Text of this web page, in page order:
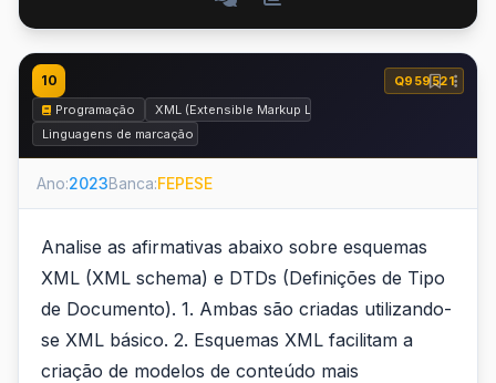
10
Q959521
Programação
XML (Extensible Markup Language)
Linguagens de marcação
Ano:2023Banca:FEPESE
Analise as afirmativas abaixo sobre esquemas
XML (XML schema) e DTDs (Definições de Tipo
de Documento). 1. Ambas são criadas utilizando-
se XML básico. 2. Esquemas XML facilitam a
criação de modelos de conteúdo mais